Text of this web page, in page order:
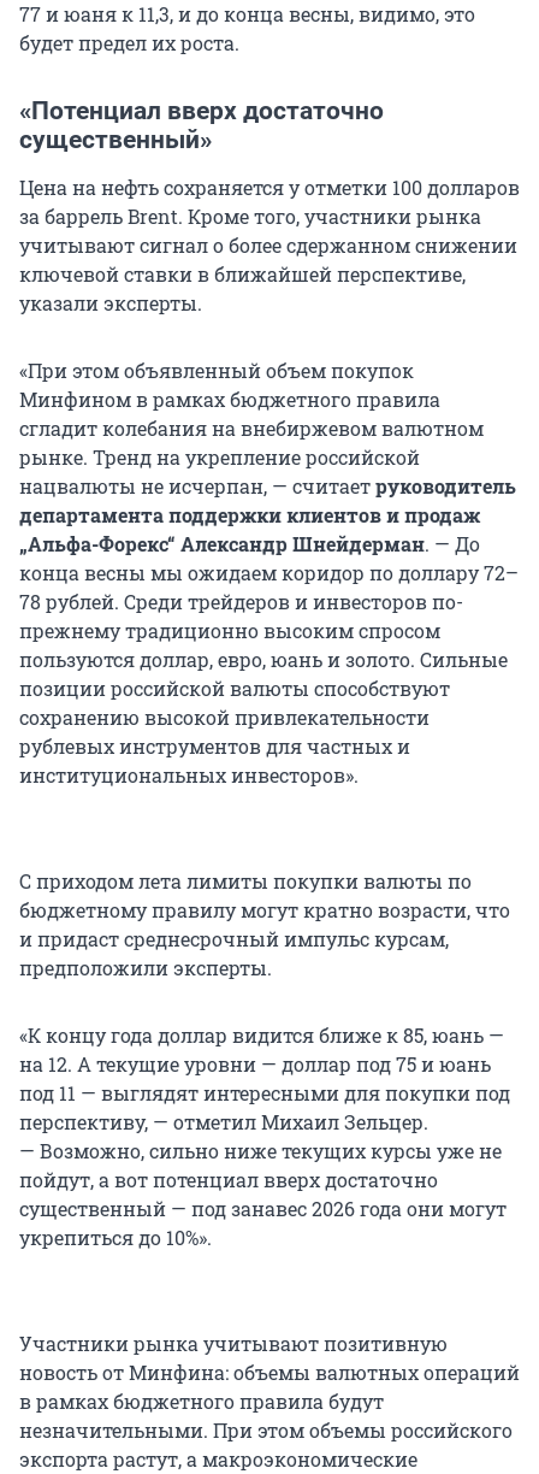
77 и юаня к 11,3, и до конца весны, видимо, это
будет предел их роста.
«Потенциал вверх достаточно
существенный»
Цена на нефть сохраняется у отметки 100 долларов
за баррель Brent. Кроме того, участники рынка
учитывают сигнал о более сдержанном снижении
ключевой ставки в ближайшей перспективе,
указали эксперты.
«При этом объявленный объем покупок
Минфином в рамках бюджетного правила
сгладит колебания на внебиржевом валютном
рынке. Тренд на укрепление российской
нацвалюты не исчерпан, — считаетруководитель
департамента поддержки клиентов и продаж
„Альфа-Форекс“ Александр Шнейдерман. — До
конца весны мы ожидаем коридор по доллару 72–
78 рублей. Среди трейдеров и инвесторов по-
прежнему традиционно высоким спросом
пользуются доллар, евро, юань и золото. Сильные
позиции российской валюты способствуют
сохранению высокой привлекательности
рублевых инструментов для частных и
институциональных инвесторов».
С приходом лета лимиты покупки валюты по
бюджетному правилу могут кратно возрасти, что
и придаст среднесрочный импульс курсам,
предположили эксперты.
«К концу года доллар видится ближе к 85, юань —
на 12. А текущие уровни — доллар под 75 и юань
под 11 — выглядят интересными для покупки под
перспективу, — отметил Михаил Зельцер.
— Возможно, сильно ниже текущих курсы уже не
пойдут, а вот потенциал вверх достаточно
существенный — под занавес 2026 года они могут
укрепиться до 10%».
Участники рынка учитывают позитивную
новость от Минфина: объемы валютных операций
в рамках бюджетного правила будут
незначительными. При этом объемы российского
экспорта растут, а макроэкономические